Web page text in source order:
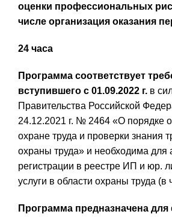
оценки профессиональных
числе организация оказания
24 часа
Программа соответствует
вступившего с 01.09.2022 г. в
Правительства Российской
24.12.2021 г. № 2464 «О порядке
охране труда и проверки знания
охраны труда» и необходима для
регистрации в реестре ИП и юр.
услуги в области охраны труда (в
Программа предназначена для